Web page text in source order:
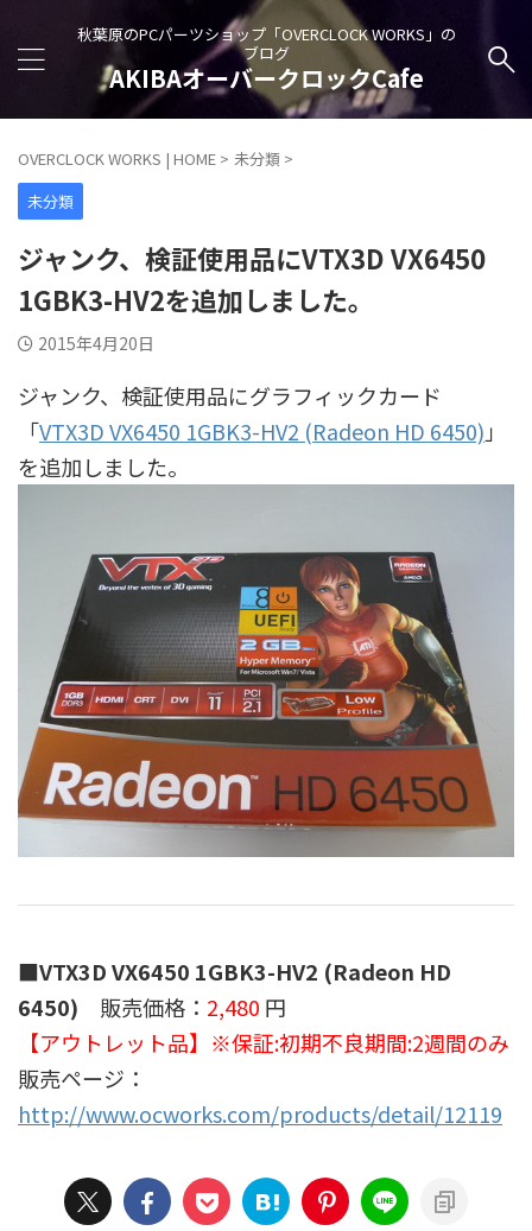
秋葉原のPCパーツショップ「OVERCLOCK WORKS」の
ブログ
AKIBAオーバークロックCafe
OVERCLOCK WORKS | HOME > 未分類 >
未分類
ジャンク、検証使用品にVTX3D VX6450
1GBK3-HV2を追加しました。
2015年4月20日
ジャンク、検証使用品にグラフィックカード
「VTX3D VX6450 1GBK3-HV2 (Radeon HD 6450) 」
を追加しました。
■VTX3D VX6450 1GBK3-HV2 (Radeon HD
6450) 販売価格： 2,480 円
【アウトレット品】※保証:初期不良期間:2週間のみ
販売ページ：
http://www.ocworks.com/products/detail/12119